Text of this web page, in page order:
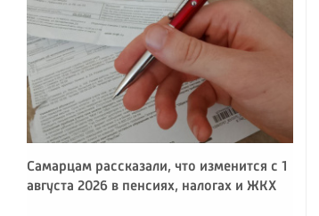
Самарцам рассказали, что изменится с 1
августа 2026 в пенсиях, налогах и ЖКХ